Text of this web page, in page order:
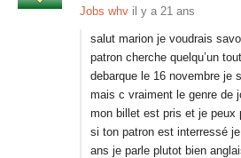
Jobs whv il y a 21 ans
salut marion je voudrais
patron cherche quelqu’un
debarque le 16 novembre je
mais c vraiment le genre de
mon billet est pris et je peux
si ton patron est interressé
ans je parle plutot bien